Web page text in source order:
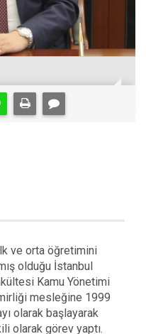
ve orta öğretimini
olduğu İstanbul
Kamu Yönetimi
mesleğine 1999
olarak başlayarak
olarak görev yaptı.